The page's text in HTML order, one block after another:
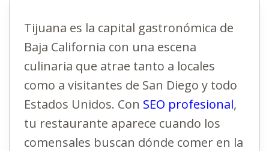
Tijuana es la capital gastronómica de
Baja California con una escena
culinaria que atrae tanto a locales
como a visitantes de San Diego y todo
Estados Unidos. Con SEO profesional,
tu restaurante aparece cuando los
comensales buscan dónde comer en la